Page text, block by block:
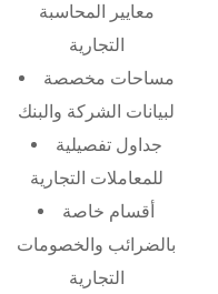
معايير المحاسبة
التجارية
مساحات مخصصة
لبيانات الشركة والبنك
جداول تفصيلية
للمعاملات التجارية
أقسام خاصة
بالضرائب والخصومات
التجارية